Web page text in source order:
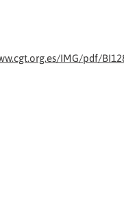
IMG/pdf/